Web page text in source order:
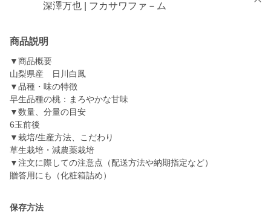
深澤万也 | フカサワファ－ム
商品説明
▼商品概要
山梨県産 日川白鳳
▼品種・味の特徴
早生品種の桃：まろやかな甘味
▼数量、分量の目安
6玉前後
▼栽培/生産方法、こだわり
草生栽培・減農薬栽培
▼注文に際しての注意点（配送方法や納期指定など）
保存方法